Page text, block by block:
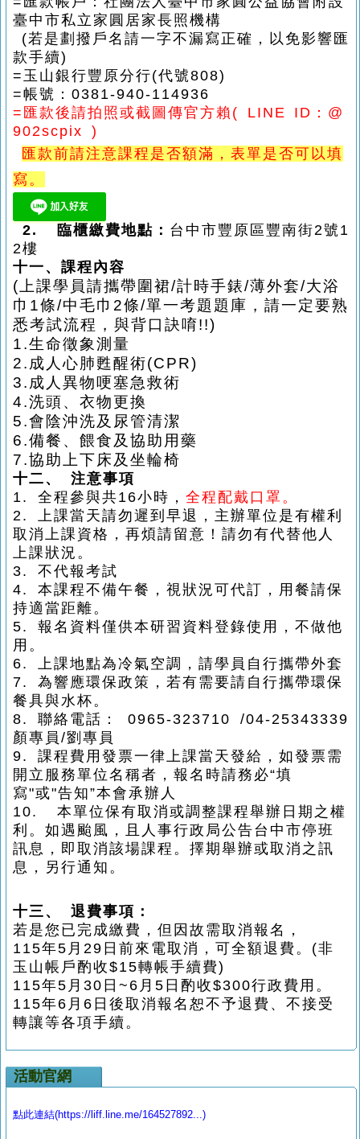
臺中市私立家圓居家長照機構
(若是劃撥戶名請一字不漏寫正確，以免影響匯
款手續)
= 玉山銀行豐原分行(代號808)
=帳號： 0381-940-114936
= 匯款後請拍照或截圖傳官方賴 ( LINE ID ： @
902scpix )
匯款前請注意課程是否額滿，表單是否可以填
寫。
2. 臨櫃繳費地點： 台中市豐原區豐南街2號 1
2樓
十一、課程內容
( 上課學員請攜帶圍裙/計時手錶/薄外套/大浴
巾 1條/中毛巾 2條/單一考題題庫，請一定要熟
悉考試流程，與背口訣唷!!)
1.生命徵象測量
2. 成人心肺甦醒術(CPR)
3. 成人異物哽塞急救術
4.洗頭、衣物更換
5.會陰沖洗及尿管清潔
6.備餐、餵食及協助用藥
7.協助上下床及坐輪椅
十二、
注意事項
1. 全程參與共16小時， 全程配戴口罩 。
2.
上課當天請勿遲到早退，主辦單位是有權利
取消上課資格，再煩請留意！請勿有代替他人
上課狀況。
3. 不代報考試
4. 本課程不備午餐，視狀況可代訂，用餐請保
持適當距離。
5. 報名資料僅供本研習資料登錄使用，不做他
用。
6.
上課地點為冷氣空調，請學員自行攜帶外套
7. 為響應環保政策，若有需要請自行攜帶環保
餐具與水杯。
8. 聯絡電話：
0965-323710 /04-25343339
顏專員/劉專員
9. 課程費用發票一律上課當天發給，如發票需
開立服務單位名稱者，報名時請務必“填
寫"或"告知”本會承辦人
10. 本單位保有取消或調整課程舉辦日期之權
利。如遇颱風，且人事行政局公告台中市停班
訊息，即取消該場課程。擇期舉辦或取消之訊
息，另行通知。
十三、
退費事項：
若是您已完成繳費，但因故需取消報名，
115年5月29日前來電取消，可全額退費。(非
玉山帳戶酌收$15轉帳手續費)
115年5月30日~6月5日酌收$300行政費用。
115年6月6日後取消報名恕不予退費、不接受
轉讓等各項手續。
活動官網
點此連結(https://liff.line.me/164527892...)